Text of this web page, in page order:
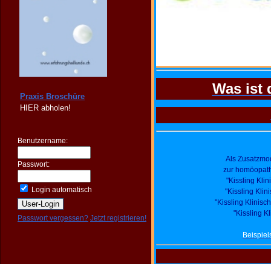
Praxis Broschüre
HIER abholen!
Benutzername:
Passwort:
Login automatisch
Passwort vergessen? Jetzt registrieren!
Was ist
Als
zur
"Kissling
"Kissling
"Kissling
"Kissling